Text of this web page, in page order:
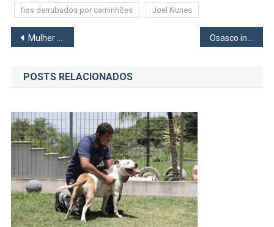
fios derrubados por caminhões
Joel Nunes
Navegação
de
Post
Mulher é baleada por marido durante briga em Osasco
POSTS RELACIONADOS